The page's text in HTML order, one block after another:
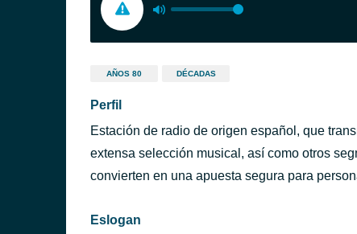
AÑOS 80 DÉCADAS
Perfil
Estación de radio de origen español, que
extensa selección musical, así como otros
convierten en una apuesta segura para
Eslogan